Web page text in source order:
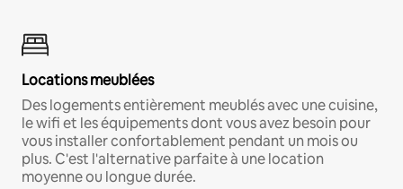
Locations meublées
Des logements entièrement meublés avec une cuisine,
le wifi et les équipements dont vous avez besoin pour
vous installer confortablement pendant un mois ou
plus. C'est l'alternative parfaite à une location
moyenne ou longue durée.